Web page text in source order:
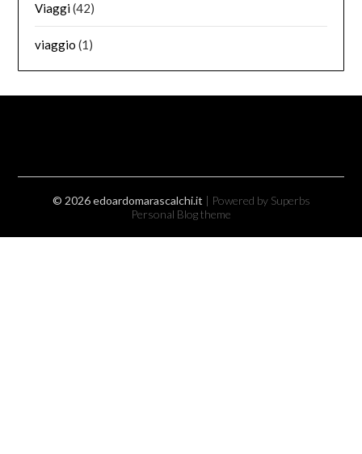
Viaggi(42)
viaggio (1)
© 2026 edoardomarascalchi.it | Powered by Superbs
Personal Blog theme